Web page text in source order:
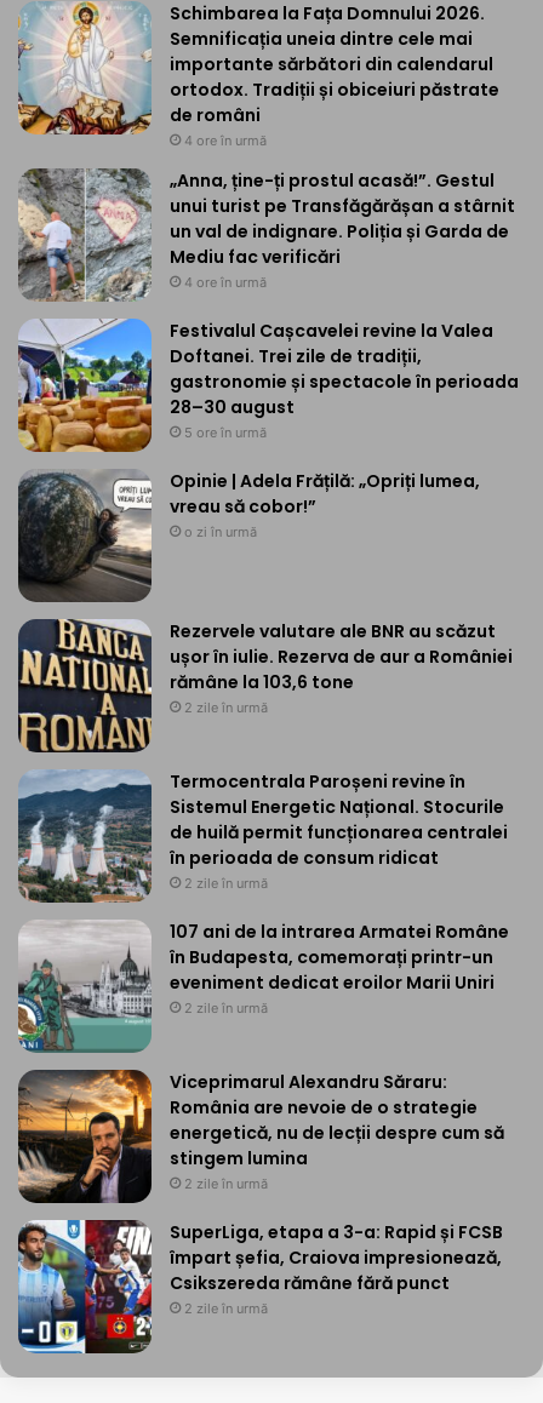
Schimbarea la Fața Domnului 2026.
Semnificația uneia dintre cele mai
importante sărbători din calendarul
ortodox. Tradiții și obiceiuri păstrate
de români
4 ore în urmă
„Anna, ține-ți prostul acasă!”. Gestul
unui turist pe Transfăgărășan a stârnit
un val de indignare. Poliția și Garda de
Mediu fac verificări
4 ore în urmă
Festivalul Cașcavelei revine la Valea
Doftanei. Trei zile de tradiții,
gastronomie și spectacole în perioada
28–30 august
5 ore în urmă
Opinie | Adela Frățilă: „Opriți lumea,
vreau să cobor!”
o zi în urmă
Rezervele valutare ale BNR au scăzut
ușor în iulie. Rezerva de aur a României
rămâne la 103,6 tone
2 zile în urmă
Termocentrala Paroșeni revine în
Sistemul Energetic Național. Stocurile
de huilă permit funcționarea centralei
în perioada de consum ridicat
2 zile în urmă
107 ani de la intrarea Armatei Române
în Budapesta, comemorați printr-un
eveniment dedicat eroilor Marii Uniri
2 zile în urmă
Viceprimarul Alexandru Săraru:
România are nevoie de o strategie
energetică, nu de lecții despre cum să
stingem lumina
2 zile în urmă
SuperLiga, etapa a 3-a: Rapid și FCSB
împart șefia, Craiova impresionează,
Csikszereda rămâne fără punct
2 zile în urmă